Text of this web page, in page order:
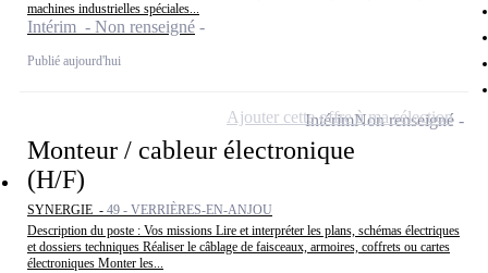
machines industrielles spéciales...
Intérim - Non renseigné
Publié aujourd'hui
Monteur / cableur électronique
(H/F)
SYNERGIE - 49 - VERRIÈRES-EN-ANJOU
Description du poste : Vos missions Lire et interpréter les plans, schémas électriques
et dossiers techniques Réaliser le câblage de faisceaux, armoires, coffrets ou cartes
électroniques Monter les...
IntérimNon renseigné
Ajouter cette offre à ma sélection